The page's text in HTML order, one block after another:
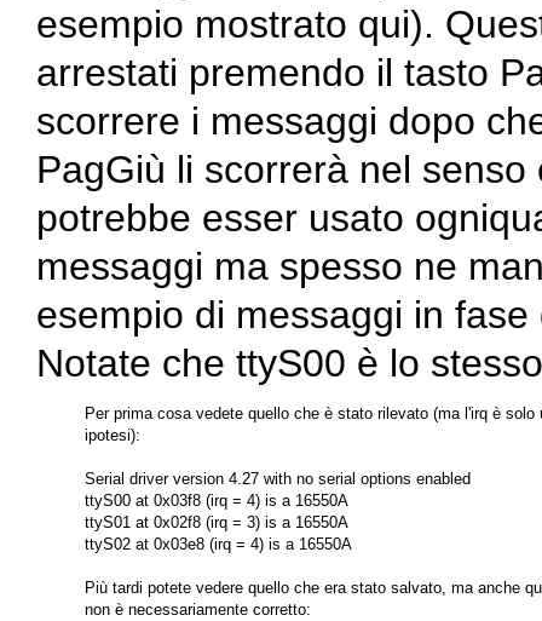
esempio mostrato qui).
arrestati premendo il tasto
scorrere i messaggi dopo
PagGiù li scorrerà nel
potrebbe esser usato
messaggi ma spesso ne
esempio di messaggi in
Notate che ttyS00 è lo
Per prima cosa vedete quello che è stato rilevato (ma l'irq è solo
ipotesi):
Serial driver version 4.27 with no serial options enabled
ttyS00 at 0x03f8 (irq = 4) is a 16550A
ttyS01 at 0x02f8 (irq = 3) is a 16550A
ttyS02 at 0x03e8 (irq = 4) is a 16550A
Più tardi potete vedere quello che era stato salvato, ma anche
non è necessariamente corretto: